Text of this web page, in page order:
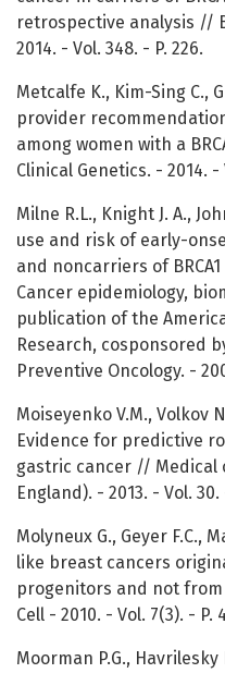
retrospective analysis //
2014. - Vol. 348. - P. 226.
Metcalfe K., Kim-Sing C.,
provider
among women with a
Clinical Genetics. - 2014.
Milne R.L., Knight J. A.,
use and risk of early-
and noncarriers of
Cancer epidemiology,
publication of the
Research, cosponsored
Preventive Oncology. -
Moiseyenko V.M., Volkov
Evidence for predictive
gastric cancer // Medical
England). - 2013. - Vol.
Molyneux G., Geyer F.C.,
like breast cancers
progenitors and not
Cell - 2010. - Vol. 7(3). - P.
Moorman P.G., Havrilesky